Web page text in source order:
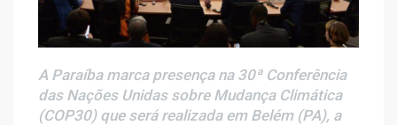
A Paraíba marca presença na 30ª Conferência
das Nações Unidas sobre Mudança Climática
(COP30) que será realizada em Belém (PA), a